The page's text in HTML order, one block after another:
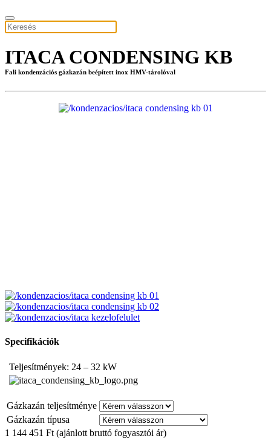
ITACA CONDENSING KB
Fali kondenzációs gázkazán beépített inox HMV-tárolóval
Specifikációk
Teljesítmények: 24 – 32 kW
Gázkazán teljesítménye
Gázkazán típusa
1 144 451 Ft (ajánlott bruttó fogyasztói ár)